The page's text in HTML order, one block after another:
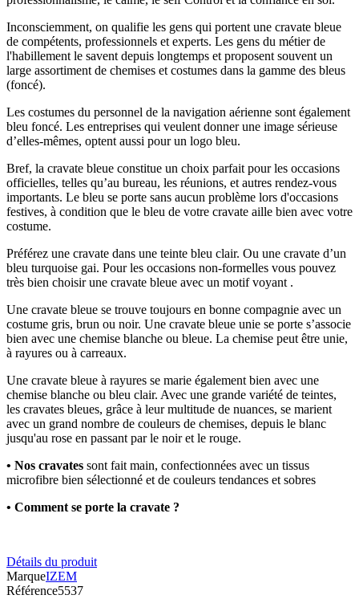
Inconsciemment, on qualifie les gens qui portent une cravate bleue
de compétents, professionnels et experts. Les gens du métier de
l'habillement le savent depuis longtemps et proposent souvent un
large assortiment de chemises et costumes dans la gamme des bleus
(foncé).
Les costumes du personnel de la navigation aérienne sont également
bleu foncé. Les entreprises qui veulent donner une image sérieuse
d’elles-mêmes, optent aussi pour un logo bleu.
Bref, la cravate bleue constitue un choix parfait pour les occasions
officielles, telles qu’au bureau, les réunions, et autres rendez-vous
importants. Le bleu se porte sans aucun problème lors d'occasions
festives, à condition que le bleu de votre cravate aille bien avec votre
costume.
Préférez une cravate dans une teinte bleu clair. Ou une cravate d’un
bleu turquoise gai. Pour les occasions non-formelles vous pouvez
très bien choisir une cravate bleue avec un motif voyant .
Une cravate bleue se trouve toujours en bonne compagnie avec un
costume gris, brun ou noir. Une cravate bleue unie se porte s’associe
bien avec une chemise blanche ou bleue. La chemise peut être unie,
à rayures ou à carreaux.
Une cravate bleue à rayures se marie également bien avec une
chemise blanche ou bleu clair. Avec une grande variété de teintes,
les cravates bleues, grâce à leur multitude de nuances, se marient
avec un grand nombre de couleurs de chemises, depuis le blanc
jusqu'au rose en passant par le noir et le rouge.
• Nos cravates sont fait main, confectionnées avec un tissus
microfibre bien sélectionné et de couleurs tendances et sobres
• Comment se porte la cravate ?
Détails du produit
MarqueIZEM
Référence5537